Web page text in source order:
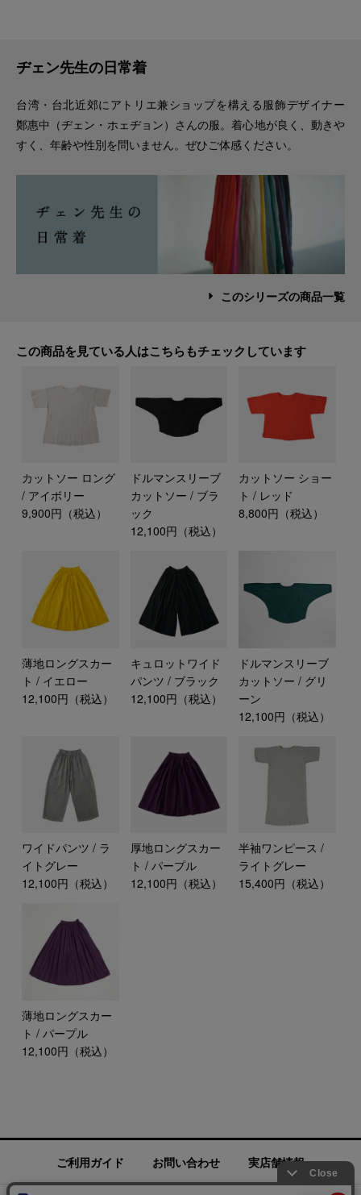
ヂェン先生の日常着
台湾・台北近郊にアトリエ兼ショップを構える服飾デザイナー
鄭惠中（ヂェン・ホェヂョン）さんの服。着心地が良く、動きや
すく、年齢や性別を問いません。ぜひご体感ください。
このシリーズの商品一覧
この商品を見ている人はこちらもチェックしています
カットソー ロング
/ アイボリー
9,900円（税込）
ドルマンスリーブ
カットソー / ブラ
ック
12,100円（税込）
カットソー ショー
ト / レッド
8,800円（税込）
薄地ロングスカー
ト / イエロー
12,100円（税込）
キュロットワイド
パンツ / ブラック
12,100円（税込）
ドルマンスリーブ
カットソー / グリ
ーン
12,100円（税込）
ワイドパンツ / ラ
イトグレー
12,100円（税込）
厚地ロングスカー
ト / パープル
12,100円（税込）
半袖ワンピース /
ライトグレー
15,400円（税込）
薄地ロングスカー
ト / パープル
12,100円（税込）
ご利用ガイド お問い合わせ 実店舗情報